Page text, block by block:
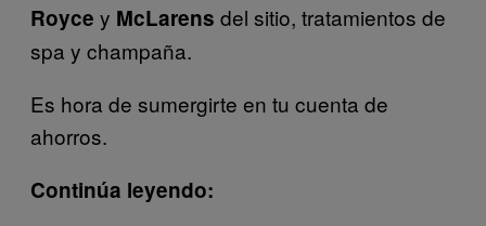
Royce y McLarens del sitio, tratamientos de
spa y champaña.
Es hora de sumergirte en tu cuenta de
ahorros.
Continúa leyendo: